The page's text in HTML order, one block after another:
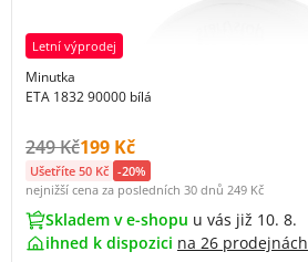
Letní výprodej
Minutka
ETA 1832 90000 bílá
Původní cena s DPH:
249 KčCena s DPH:
199 Kč
Ušetříte 50 Kč -20%
nejnižší cena za posledních 30 dnů 249 Kč
Skladem v e-shopu u vás již 10. 8.
ihned k dispozici na 26 prodejnách